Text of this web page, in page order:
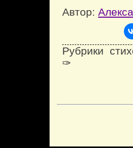
Автор:
Рубрики
✑